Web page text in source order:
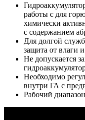
работы с для
химически
с содержанием
Для долгой
защита от влаги
Не допускается
Необходимо
внутри ГА с
Рабочий